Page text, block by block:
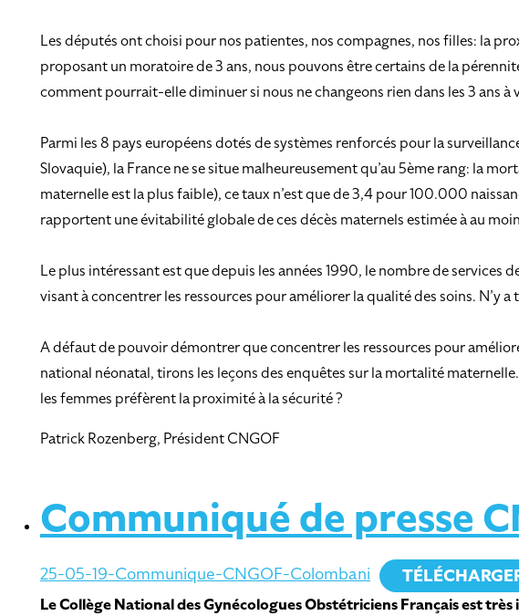
Les députés ont choisi pour nos patientes, nos compagnes, nos filles: la
proposant un moratoire de 3 ans, nous pouvons être certains de la
comment pourrait-elle diminuer si nous ne changeons rien dans les 3 ans à
Parmi les 8 pays européens dotés de systèmes renforcés pour la
Slovaquie), la France ne se situe malheureusement qu’au 5ème rang: la
maternelle est la plus faible), ce taux n’est que de 3,4 pour 100.000
rapportent une évitabilité globale de ces décès maternels estimée à au
Le plus intéressant est que depuis les années 1990, le nombre de services
visant à concentrer les ressources pour améliorer la qualité des soins. N’y a
A défaut de pouvoir démontrer que concentrer les ressources pour
national néonatal, tirons les leçons des enquêtes sur la mortalité
les femmes préfèrent la proximité à la sécurité ?
Patrick Rozenberg, Président CNGOF
Communiqué de presse
25-05-19-Communique-CNGOF-Colombani
Le Collège National des Gynécologues Obstétriciens Français est